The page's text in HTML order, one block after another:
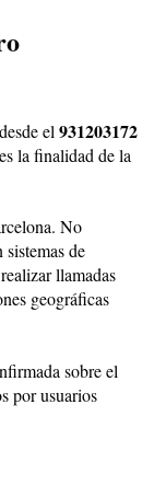
el 931203172
la finalidad de la
No
de
llamadas
geográficas
sobre el
por usuarios